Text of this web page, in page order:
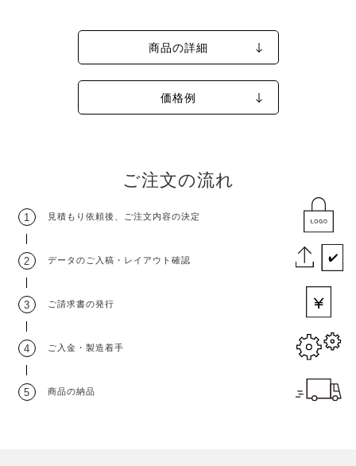
商品の詳細
価格例
ご注文の流れ
1 見積もり依頼後 ご注文内容の決定
2 データのご入稿 ・ レイアウト確認
3 ご請求書の発行
4 ご入金・製造着手
5 商品の納品